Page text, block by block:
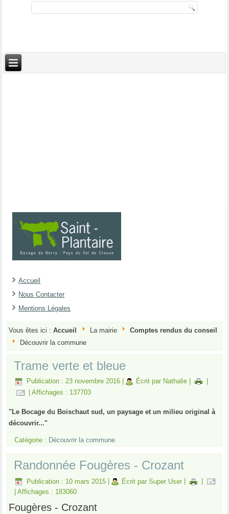
Accueil
Nous Contacter
Mentions Légales
Vous êtes ici :Accueil La mairie
Comptes rendus du conseil
Découvrir la commune
Trame verte et bleue
Publication : 23 novembre 2016 Écrit par Nathalie
|Affichages : 137703
"Le Bocage du Boischaut sud, un paysage et un milieu original à
découvrir..."
Catégorie : Découvrir la commune
Randonnée Fougères - Crozant
Publication : 10 mars 2015 Écrit par Super User
|Affichages : 183060
Fougères - Crozant